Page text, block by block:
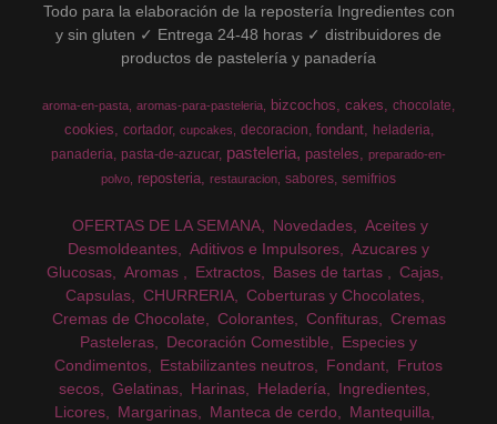
Todo para la elaboración de la repostería Ingredientes con
y sin gluten ✓ Entrega 24-48 horas ✓ distribuidores de
productos de pastelería y panadería
aroma-en-pasta aromas-para-pasteleria bizcochos cakes chocolate
cookies cortador cupcakes decoracion fondant
heladeria
panaderia pasta-de-azucar pasteleria pasteles
preparado-en-
polvo
reposteria restauracion sabores semifrios
OFERTAS DE LA SEMANA Novedades
Aceites y
Desmoldeantes
Aditivos e Impulsores
Azucares y
Glucosas
Aromas Extractos Bases de tartas
Cajas
Capsulas
CHURRERIA
Coberturas y Chocolates
Cremas de Chocolate
Colorantes Confituras
Cremas
Pasteleras
Decoración Comestible
Especies y
Condimentos
Estabilizantes neutros Fondant
Frutos
secos
Gelatinas Harinas Heladería
Ingredientes
Licores
Margarinas Manteca de cerdo
Mantequilla